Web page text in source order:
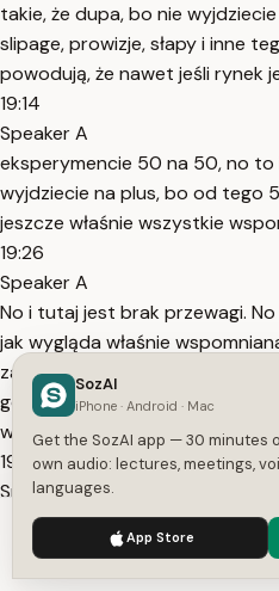
takie, że dupa, bo nie
slipage, prowizje, słapy i inne
powodują, że nawet jeśli rynek
19:14
Speaker A
eksperymencie 50 na 50, no to
wyjdziecie na plus, bo od tego
jeszcze właśnie wszystkie
19:26
Speaker A
No i tutaj jest brak przewagi.
jak wygląda właśnie
załóżmy sytuację, w której to
godzimy się z tym, że będziemy
wygranej pozycji zarabiamy
19:43
Speaker A
właśnie złoty, a średnio 30 zł,
średnia strata wynosi 10 zł.
w której w dużym skrócie 2 zł
We use cookies to enhance your
SozAI
iPhone · Android · Mac
Get the SozAI app — 30 minutes
own audio: lectures, meetings,
languages.
App Store